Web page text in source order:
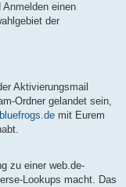
einen
der
Aktivierungsmail
Ordner gelandet sein,
mit Eurem
zu einer web.de-
Lookups macht. Das